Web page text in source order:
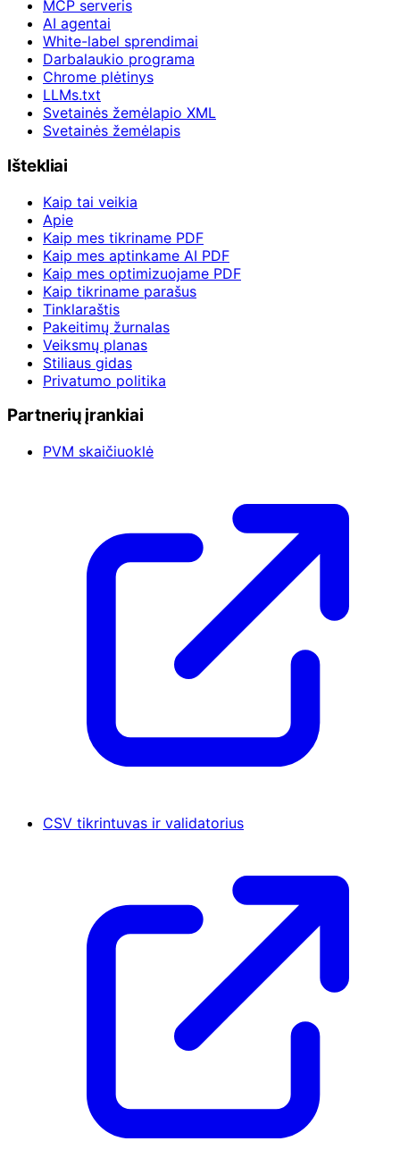
MCP serveris
AI agentai
White-label sprendimai
Darbalaukio programa
Chrome plėtinys
LLMs.txt
Svetainės žemėlapio XML
Svetainės žemėlapis
Ištekliai
Kaip tai veikia
Apie
Kaip mes tikriname PDF
Kaip mes aptinkame AI PDF
Kaip mes optimizuojame PDF
Kaip tikriname parašus
Tinklaraštis
Pakeitimų žurnalas
Veiksmų planas
Stiliaus gidas
Privatumo politika
Partnerių įrankiai
PVM skaičiuoklė
CSV tikrintuvas ir validatorius